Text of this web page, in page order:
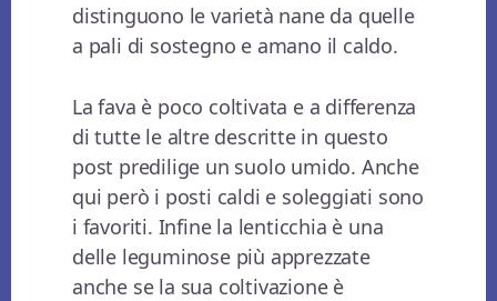
distinguono le varietà nane da quelle
a pali di sostegno e amano il caldo.
La fava è poco coltivata e a differenza
di tutte le altre descritte in questo
post predilige un suolo umido. Anche
qui però i posti caldi e soleggiati sono
i favoriti. Infine la lenticchia è una
delle leguminose più apprezzate
anche se la sua coltivazione è